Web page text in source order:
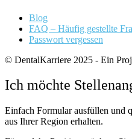
Blog
FAQ – Häufig gestellte
Passwort vergessen
© DentalKarriere 2025 - Ein
Ich möchte
Einfach Formular ausfüllen und
aus Ihrer Region erhalten.